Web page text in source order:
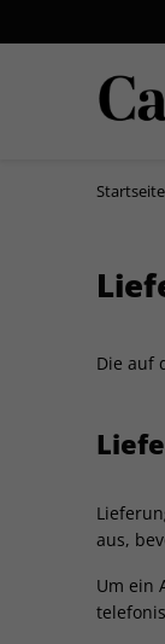
Startseite
Die auf
aus,
Um ein